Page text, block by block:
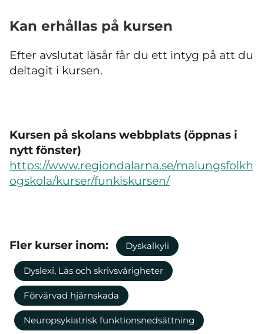
Kan erhållas på kursen
Efter avslutat läsår får du ett intyg på att du
deltagit i kursen.
Kursen på skolans webbplats (öppnas i
nytt fönster)
https://www.regiondalarna.se/malungsfolkh
ogskola/kurser/funkiskursen/
Fler kurser inom: Dyskalkyli
Dyslexi, Läs och skrivsvårigheter
Förvärvad hjärnskada
Neuropsykiatrisk funktionsnedsättning